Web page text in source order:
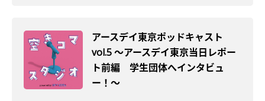
アースデイ東京ポッドキャスト
vol.5 〜アースデイ東京当日レポー
ト前編 学生団体へインタビュ
ー！〜